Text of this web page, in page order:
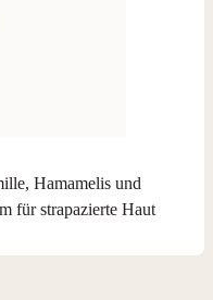
Hamamelis und
für strapazierte Haut